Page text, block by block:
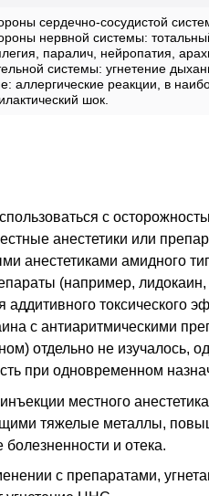
сердечно-сосудистой
нервной системы:
паралич, нейропатия,
системы: угнетение
аллергические реакции, в
шок.
с
анестетики или
анестетиками амидного
(например, лидокаин,
аддитивного токсического
с антиаритмическими
отдельно не изучалось,
при одновременном
местного
тяжелые металлы,
и отека.
с препаратами,